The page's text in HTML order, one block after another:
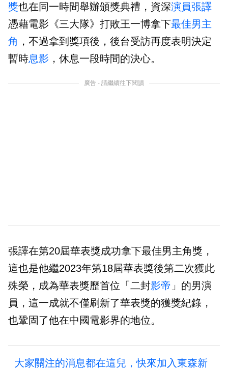
獎也在同一時間舉辦頒獎典禮，資深演員張譯
憑藉電影《三大隊》打敗王一博拿下最佳男主
角 ，不過拿到獎項後，後台受訪再度表明決定
暫時息影 ，休息一段時間的決心。
廣告 - 請繼續往下閱讀
張譯在第20屆華表獎成功拿下最佳男主角獎，
這也是他繼2023年第18屆華表獎後第二次獲此
殊榮，成為華表獎歷首位「二封影帝 」的男演
員，這一成就不僅刷新了華表獎的獲獎紀錄，
也鞏固了他在中國電影界的地位。
大家關注的消息都在這兒，快來加入東森新